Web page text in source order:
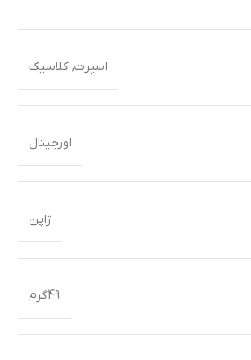
اسپرت,کلاسیک
اورجینال
ژاپن
49گرم